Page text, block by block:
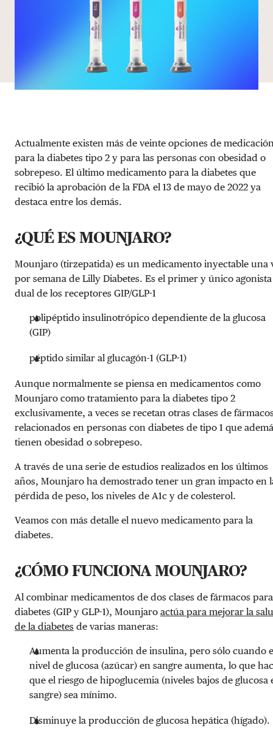
Actualmente existen más de veinte opciones de
para la diabetes tipo 2 y para las personas con obesidad o
sobrepeso. El último medicamento para la diabetes que
recibió la aprobación de la FDA el 13 de mayo de 2022 ya
destaca entre los demás.
¿QUÉ ES MOUNJARO?
Mounjaro (tirzepatida) es un medicamento inyectable una
por semana de Lilly Diabetes. Es el primer y único agonista
dual de los receptores GIP/GLP-1
polipéptido insulinotrópico dependiente de la glucosa
(GIP)
péptido similar al glucagón-1 (GLP-1)
Aunque normalmente se piensa en medicamentos como
Mounjaro como tratamiento para la diabetes tipo 2
exclusivamente, a veces se recetan otras clases de
relacionados en personas con diabetes de tipo 1 que
tienen obesidad o sobrepeso.
A través de una serie de estudios realizados en los últimos
años, Mounjaro ha demostrado tener un gran impacto en
pérdida de peso, los niveles de A1c y de colesterol.
Veamos con más detalle el nuevo medicamento para la
diabetes.
¿CÓMO FUNCIONA MOUNJARO?
Al combinar medicamentos de dos clases de fármacos
diabetes (GIP y GLP-1), Mounjaro actúa para mejorar la
de la diabetes de varias maneras:
Aumenta la producción de insulina, pero sólo cuando
nivel de glucosa (azúcar) en sangre aumenta, lo que
que el riesgo de hipoglucemia (niveles bajos de glucosa
sangre) sea mínimo.
Disminuye la producción de glucosa hepática (hígado).